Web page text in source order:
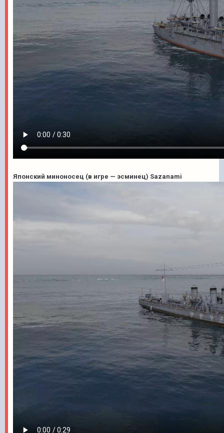
Японский миноносец (в игре — эсминец) Sazanami